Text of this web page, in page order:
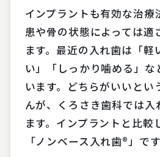
インプラントも有効な治療
患や骨の状態によっては適
ます。最近の入れ歯は「軽
い」「しっかり噛める」な
います。どちらがいいとい
んが、くろさき歯科では入
ます。インプラントと比較
「ノンベース入れ歯®️」です